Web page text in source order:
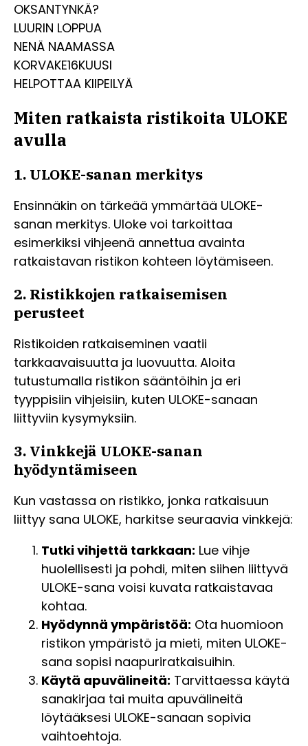
OKSANTYNKÄ?
LUURIN LOPPUA
NENÄ NAAMASSA
KORVAKE16KUUSI
HELPOTTAA KIIPEILYÄ
Miten ratkaista ristikoita ULOKE
avulla
1. ULOKE-sanan merkitys
Ensinnäkin on tärkeää ymmärtää ULOKE-
sanan merkitys. Uloke voi tarkoittaa
esimerkiksi vihjeenä annettua avainta
ratkaistavan ristikon kohteen löytämiseen.
2. Ristikkojen ratkaisemisen
perusteet
Ristikoiden ratkaiseminen vaatii
tarkkaavaisuutta ja luovuutta. Aloita
tutustumalla ristikon sääntöihin ja eri
tyyppisiin vihjeisiin, kuten ULOKE-sanaan
liittyviin kysymyksiin.
3. Vinkkejä ULOKE-sanan
hyödyntämiseen
Kun vastassa on ristikko, jonka ratkaisuun
liittyy sana ULOKE, harkitse seuraavia vinkkejä:
Tutki vihjettä tarkkaan: Lue vihje
huolellisesti ja pohdi, miten siihen liittyvä
ULOKE-sana voisi kuvata ratkaistavaa
kohtaa.
Hyödynnä ympäristöä: Ota huomioon
ristikon ympäristö ja mieti, miten ULOKE-
sana sopisi naapuriratkaisuihin.
Käytä apuvälineitä: Tarvittaessa käytä
sanakirjaa tai muita apuvälineitä
löytääksesi ULOKE-sanaan sopivia
vaihtoehtoja.